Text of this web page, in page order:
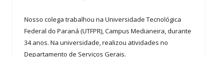
Nosso colega trabalhou na Universidade Tecnológica
Federal do Paraná (UTFPR), Campus Medianeira, durante
34 anos. Na universidade, realizou atividades no
Departamento de Serviços Gerais.